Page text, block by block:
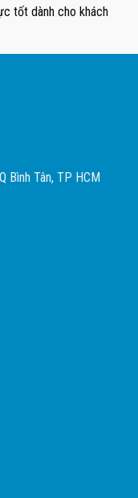
tốt dành cho khách
Bình Tân, TP HCM